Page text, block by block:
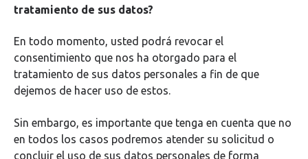
tratamiento de sus datos?
En todo momento, usted podrá revocar el
consentimiento que nos ha otorgado para el
tratamiento de sus datos personales a fin de que
dejemos de hacer uso de estos.
Sin embargo, es importante que tenga en cuenta que no
en todos los casos podremos atender su solicitud o
concluir el uso de sus datos personales de forma